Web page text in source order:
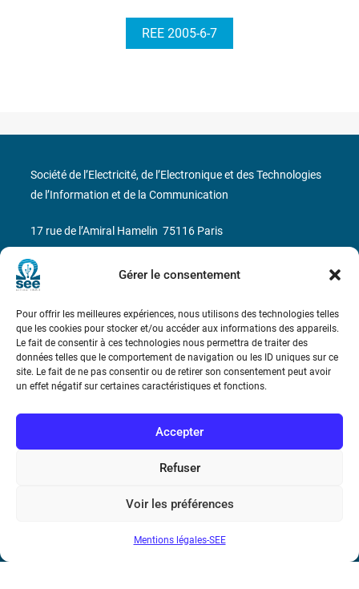
Gérer le consentement
Pour offrir les meilleures expériences, nous utilisons des technologies telles
que les cookies pour stocker et/ou accéder aux informations des appareils.
Le fait de consentir à ces technologies nous permettra de traiter des
données telles que le comportement de navigation ou les ID uniques sur ce
site. Le fait de ne pas consentir ou de retirer son consentement peut avoir
un effet négatif sur certaines caractéristiques et fonctions.
Accepter
Refuser
Voir les préférences
Mentions légales-SEE
REE 2005-6-7
Bicentenaire des découvertes d’André-
Marie Ampère
Conditions Générales de Vente
Mentions légales
Société de l’Electricité, de l’Electronique et des Technologies
de l’Information et de la Communication
17 rue de l’Amiral Hamelin 75116 Paris
Métro : « Boissière » Ligne 6 et « Iéna » Ligne 9
N° de SIREN : 785 393 232, Code APE : 9412Z TVA intra-
communautaire : FR44 785 393 232